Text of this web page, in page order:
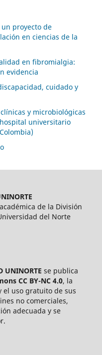
proyecto de
en ciencias de la
en fibromialgia:
evidencia
cuidado y
y microbiológicas
universitario
de la División
del Norte
UNINORTE se publica
CC BY-NC 4.0, la
uso gratuito de sus
no comerciales,
adecuada y se